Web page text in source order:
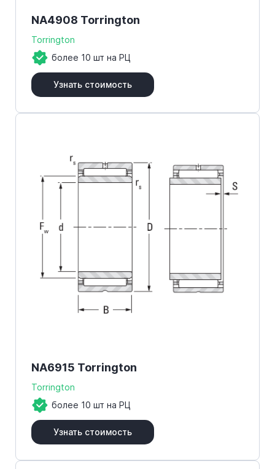
NA4908 Torrington
Torrington
более 10 шт на РЦ
Узнать стоимость
NA6915 Torrington
Torrington
более 10 шт на РЦ
Узнать стоимость